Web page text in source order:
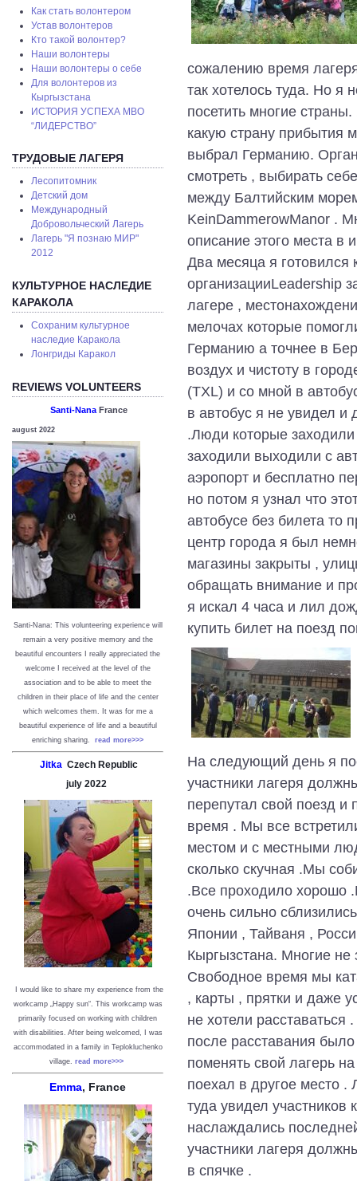
Как стать волонтером
Устав волонтеров
Кто такой волонтер?
Наши волонтеры
Наши волонтеры о себе
Для волонтеров из
Кыргызстана
ИСТОРИЯ УСПЕХА МВО
“ЛИДЕРСТВО”
ТРУДОВЫЕ ЛАГЕРЯ
Лесопитомник
Детский дом
Международный
Добровольческий Лагерь
Лагерь "Я познаю МИР"
2012
КУЛЬТУРНОЕ НАСЛЕДИЕ
КАРАКОЛА
Сохраним культурное
наследие Каракола
Лонгриды Каракол
REVIEWS VOLUNTEERS
Santi-Nana France
august 2022
Santi-Nana: This volunteering experience will
remain a very positive memory and the
beautiful encounters I really appreciated the
welcome I received at the level of the
association and to be able to meet the
children in their place of life and the center
which welcomes them. It was for me a
beautiful experience of life and a beautiful
enriching sharing. read more>>>
Jitka Czech Republic
july 2022
I would like to share my experience from the
workcamp „Happy sun“. This workcamp was
primarily focused on working with children
with disabilities. After being welcomed, I was
accommodated in a family in Teplokluchenko
village. read more>>>
Emma, France
сожалению время
так хотелось туда. Но я
посетить многие
какую страну прибытия
выбрал Германию.
смотреть , выбирать
между Балтийским
KeinDammerowManor .
описание этого места
Два месяца я готовился
организацииLeadership
лагере ,
мелочах которые
Германию а точнее в
воздух и чистоту в
(TXL) и со мной в
в автобус я не увидел и
.Люди которые заходили
заходили выходили с
аэропорт и бесплатно
но потом я узнал что
автобусе без билета то
центр города я был
магазины закрыты ,
обращать внимание и
я искал 4 часа и лил
купить билет на поезд
На следующий день я
участники лагеря
перепутал свой поезд
время . Мы все
местом и с местными
сколько скучная .Мы
.Все проходило хорошо
очень сильно
Японии , Тайваня ,
Кыргызстана. Многие не
Свободное время мы
, карты , прятки и даже
не хотели
после расставания
поменять свой лагерь
поехал в другое место .
туда увидел участников
наслаждались
участники лагеря
в спячке .